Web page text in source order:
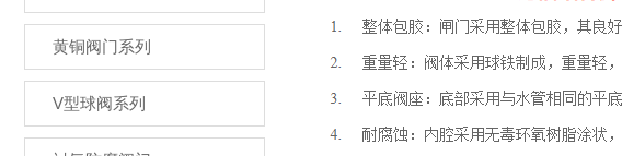
黄铜阀门系列
V型球阀系列